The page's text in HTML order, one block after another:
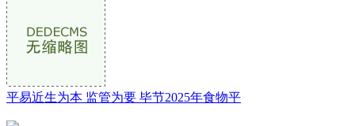
平易近生为本 监管为要 毕节2025年食物平